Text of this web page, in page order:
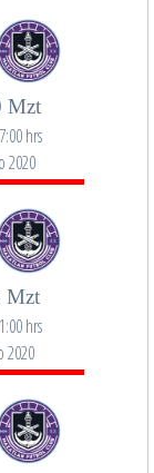
Mzt
hrs
2020
Mzt
hrs
2020